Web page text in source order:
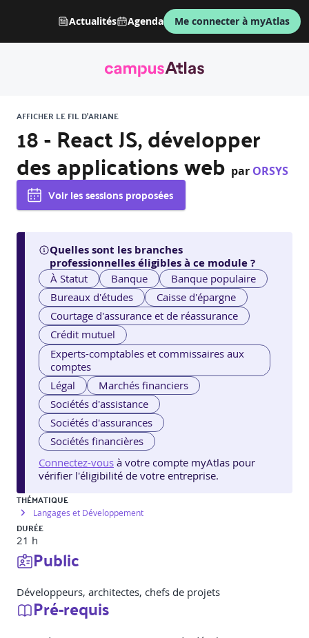
Actualités Agenda Me connecter à myAtlas
AFFICHER LE FIL D'ARIANE
18 - React JS, développer
des applications web par ORSYS
Voir les sessions proposées
Quelles sont les branches
professionnelles éligibles à ce module ?
À Statut Banque
Banque populaire
Bureaux d'études
Caisse d'épargne
Courtage d'assurance et de réassurance
Crédit mutuel
Experts-comptables et commissaires aux
comptes
Légal
Marchés financiers
Sociétés d'assistance
Sociétés d'assurances
Sociétés financières
Connectez-vous à votre compte myAtlas pour
vérifier l'éligibilité de votre entreprise.
THÉMATIQUE
Langages et Développement
DURÉE
21 h
Public
Développeurs, architectes, chefs de projets
Pré-requis